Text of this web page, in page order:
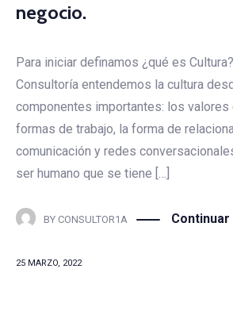
negocio.
Para iniciar definamos ¿qué es
Consultoría entendemos la cultura
componentes importantes: los valores
formas de trabajo, la forma de
comunicación y redes
ser humano que se tiene […]
BY CONSULTOR1A
25 MARZO, 2022